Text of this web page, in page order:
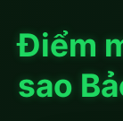
Điểm
sao